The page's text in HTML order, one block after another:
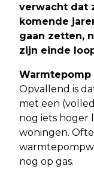
verwacht dat
komende
gaan zetten,
zijn einde
Warmtepomp
Opvallend is
met een
nog iets hoger
woningen.
nog op gas.